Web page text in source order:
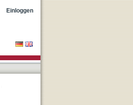
Einloggen